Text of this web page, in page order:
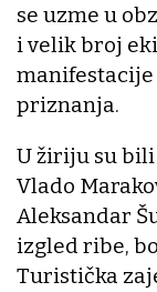
se uzme u
i velik broj
priznanja.
U žiriju su bili
Vlado
Aleksandar
izgled ribe,
Turistička